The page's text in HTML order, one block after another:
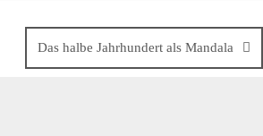
Das halbe Jahrhundert als Mandala